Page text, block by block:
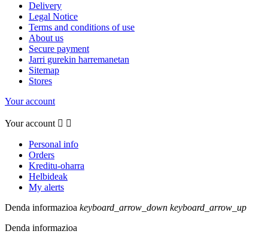
Delivery
Legal Notice
Terms and conditions of use
About us
Secure payment
Jarri gurekin harremanetan
Sitemap
Stores
Your account
Your account  
Personal info
Orders
Kreditu-oharra
Helbideak
My alerts
Denda informazioa keyboard_arrow_down keyboard_arrow_up
Denda informazioa